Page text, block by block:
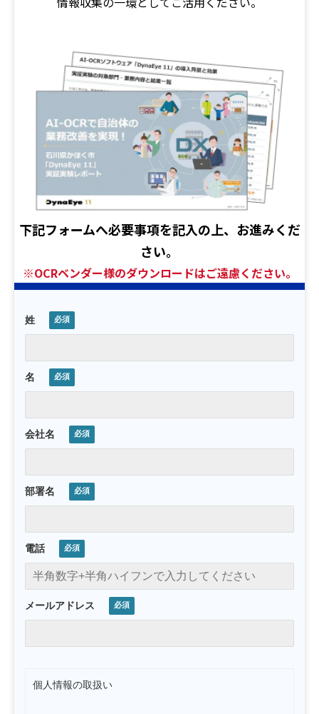
下記フォームへ必要事項を記入の上、お進みくだ
さい。
※OCRベンダー様のダウンロードはご遠慮ください。
姓
名
会社名
部署名
電話
メールアドレス
個人情報の取扱い